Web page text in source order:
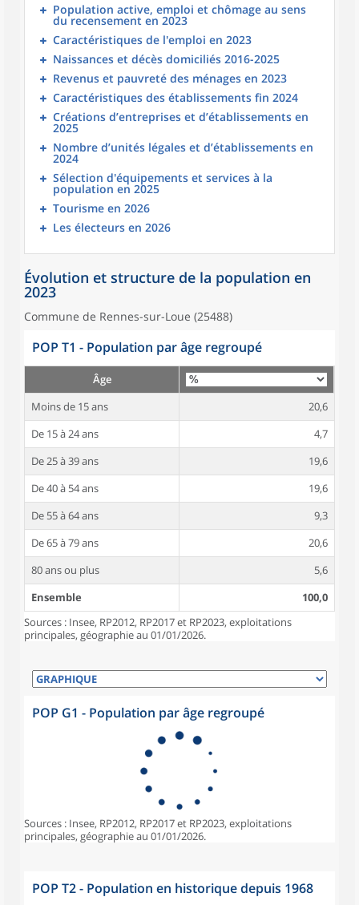
Population active, emploi et chômage au sens
du recensement en 2023
Caractéristiques de l'emploi en 2023
Naissances et décès domiciliés 2016-2025
Revenus et pauvreté des ménages en 2023
Caractéristiques des établissements fin 2024
Créations d’entreprises et d’établissements en
2025
Nombre d’unités légales et d’établissements en
2024
Sélection d'équipements et services à la
population en 2025
Tourisme en 2026
Les électeurs en 2026
Évolution et structure de la population en
2023
Commune de Rennes-sur-Loue (25488)
POP T1 - Population par âge regroupé
Âge
Moins de 15 ans
20,6
De 15 à 24 ans
4,7
De 25 à 39 ans
19,6
De 40 à 54 ans
19,6
De 55 à 64 ans
9,3
De 65 à 79 ans
20,6
80 ans ou plus
5,6
Ensemble
100,0
Sources : Insee, RP2012, RP2017 et RP2023, exploitations
principales, géographie au 01/01/2026.
POP G1 - Population par âge regroupé
Sources : Insee, RP2012, RP2017 et RP2023, exploitations
principales, géographie au 01/01/2026.
POP T2 - Population en historique depuis 1968